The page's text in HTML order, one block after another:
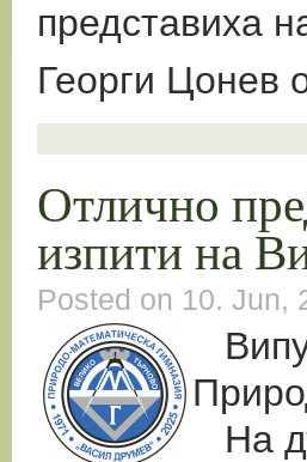
представиха
Георги Цонев
Отлично
изпити на
Posted on 10. Jun,
На